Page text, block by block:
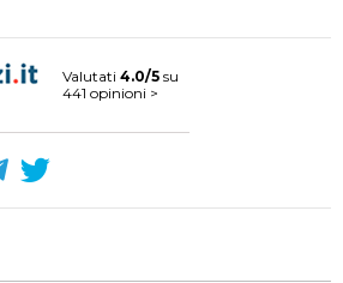
Valutati 4.0/5 su
441 opinioni >